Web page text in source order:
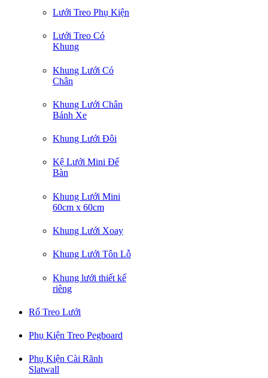
Lưới Treo Phụ Kiện
Lưới Treo Có
Khung
Khung Lưới Có
Chân
Khung Lưới Chân
Bánh Xe
Khung Lưới Đôi
Kệ Lưới Mini Để
Bàn
Khung Lưới Mini
60cm x 60cm
Khung Lưới Xoay
Khung Lưới Tôn Lỗ
Khung lưới thiết kế
riêng
Rổ Treo Lưới
Phụ Kiện Treo Pegboard
Phụ Kiện Cài Rãnh
Slatwall